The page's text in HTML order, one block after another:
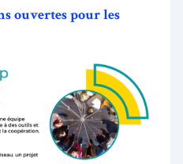
ouvertes pour les